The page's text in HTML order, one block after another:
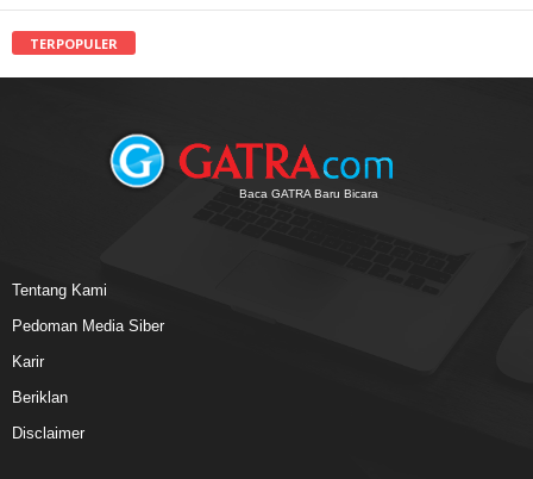
TERPOPULER
Baca GATRA Baru Bicara
Tentang Kami
Pedoman Media Siber
Karir
Beriklan
Disclaimer